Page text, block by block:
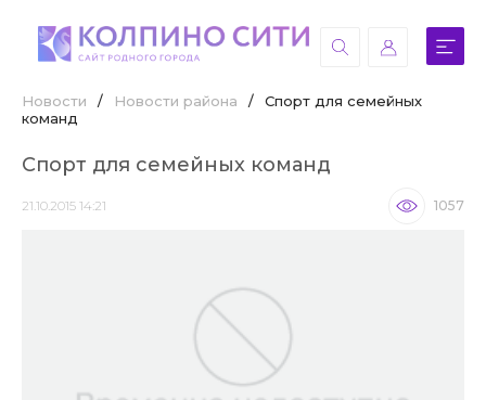
Новости / Новости района /
Спорт для семейных
команд
Спорт для семейных команд
21.10.2015 14:21 1057